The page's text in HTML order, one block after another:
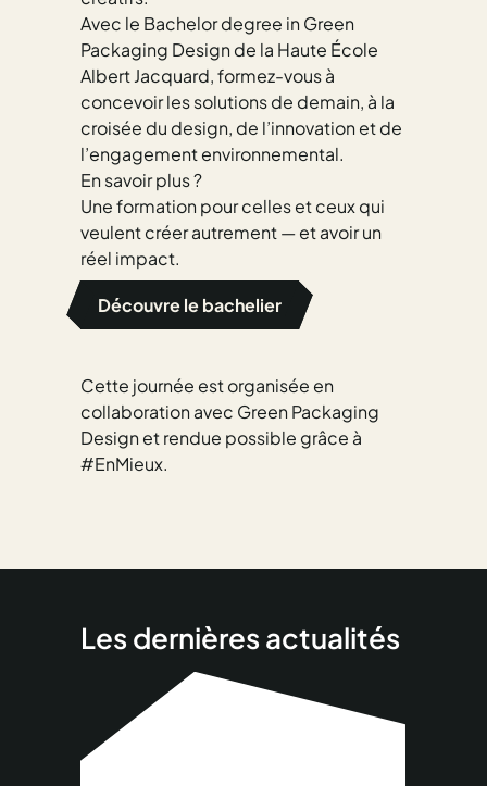
Avec le Bachelor degree in Green
Packaging Design de la Haute École
Albert Jacquard, formez-vous à
concevoir les solutions de demain, à la
croisée du design, de l’innovation et de
l’engagement environnemental.
En savoir plus ?
Une formation pour celles et ceux qui
veulent créer autrement — et avoir un
réel impact.
Découvre le bachelier
Cette journée est organisée en
collaboration avec Green Packaging
Design et rendue possible grâce à
#EnMieux.
Les dernières actualités